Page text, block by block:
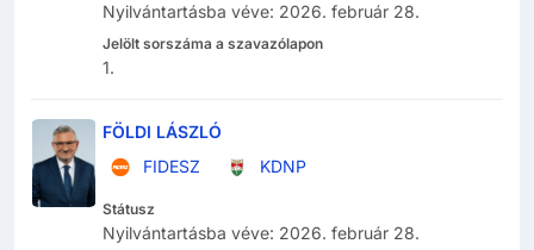
Nyilvántartásba véve: 2026. február 28.
Jelölt sorszáma a szavazólapon
1.
FÖLDI LÁSZLÓ
FIDESZ
KDNP
Státusz
Nyilvántartásba véve: 2026. február 28.